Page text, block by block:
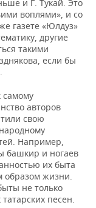
и Г. Тукай. Это
воплями», и со
газете «Юлдуз»
другие
такими
если бы
самому
авторов
свою
Например,
башкир и ногаев
их быта
образом жизни.
не только
песен.